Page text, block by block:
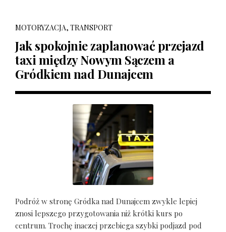
MOTORYZACJA, TRANSPORT
Jak spokojnie zaplanować przejazd
taxi między Nowym Sączem a
Gródkiem nad Dunajcem
Podróż w stronę Gródka nad Dunajcem zwykle lepiej
znosi lepszego przygotowania niż krótki kurs po
centrum. Trochę inaczej przebiega szybki podjazd pod